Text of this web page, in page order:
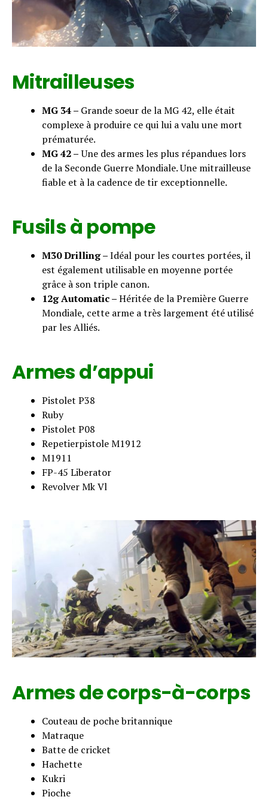
Mitrailleuses
MG 34 – Grande soeur de la MG 42, elle était
complexe à produire ce qui lui a valu une mort
prématurée.
MG 42 –Une des armes les plus répandues lors
de la Seconde Guerre Mondiale. Une mitrailleuse
fiable et à la cadence de tir exceptionnelle.
Fusils à pompe
M30 Drilling –Idéal pour les courtes portées, il
est également utilisable en moyenne portée
grâce à son triple canon.
12g Automatic –Héritée de la Première Guerre
Mondiale, cette arme a très largement été utilisé
par les Alliés.
Armes d’appui
Pistolet P38
Ruby
Pistolet P08
Repetierpistole M1912
M1911
FP-45 Liberator
Revolver Mk Vl
Armes de corps-à-corps
Couteau de poche britannique
Matraque
Batte de cricket
Hachette
Kukri
Pioche
Flipboard
Reddit
Pinterest
Whatsapp
Email